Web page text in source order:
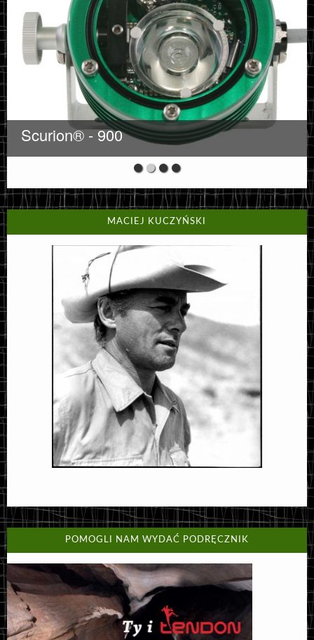
Scurion® - 900
MACIEJ KUCZYŃSKI
POMOGLI NAM WYDAĆ PODRĘCZNIK